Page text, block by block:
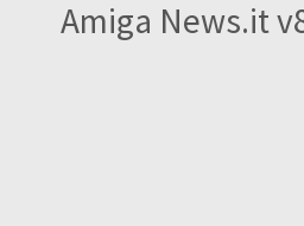
Amiga News.it